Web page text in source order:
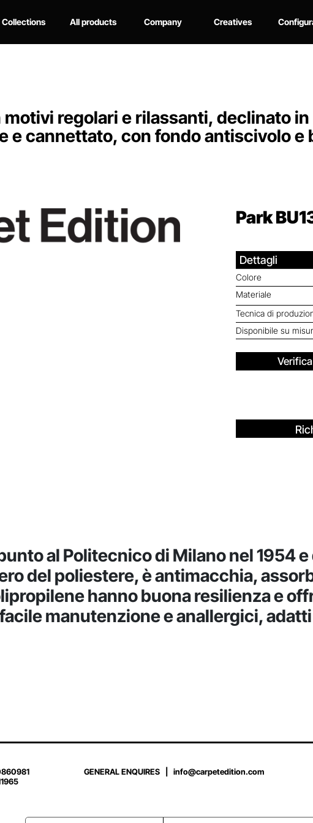
Collections All products Company Creatives
regolari e rilassanti, declinato
e cannettato, con fondo antiscivolo e
Park
Dettagli
Colore
Materiale
Tecnica di
Disponibile su
al Politecnico di Milano nel 1954
del poliestere, è antimacchia,
hanno buona resilienza e
manutenzione e anallergici,
GENERAL ENQUIRES |info@carpetedition.com